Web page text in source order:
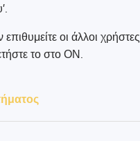
οι άλλοι χρήστες
το στο ΟΝ.